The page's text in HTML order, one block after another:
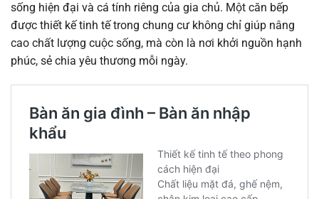
sống hiện đại và cá tính riêng của gia chủ. Một căn bếp
được thiết kế tinh tế trong chung cư không chỉ giúp nâng
cao chất lượng cuộc sống, mà còn là nơi khởi nguồn hạnh
phúc, sẻ chia yêu thương mỗi ngày.